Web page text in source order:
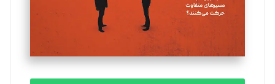
تحریریه
مصطفی مسجدی آرانی
تحریریه